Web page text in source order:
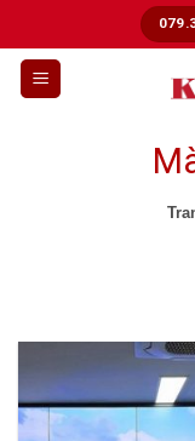
đến
dung